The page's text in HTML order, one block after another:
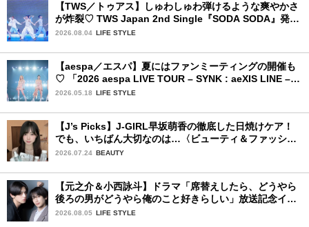
【TWS／トゥアス】しゅわしゅわ弾けるような爽やかさ
が炸裂♡ TWS Japan 2nd Single『SODA SODA』発売
記念SPECIAL SHOWCASEを詳細レポ
2026.08.04 LIFE STYLE
【aespa／エスパ】夏にはファンミーティングの開催も
♡ 「2026 aespa LIVE TOUR – SYNK : aeXIS LINE – in
JAPAN [SPECIAL EDITION DOME TOUR] 」東京ドー
2026.05.18 LIFE STYLE
【J’s Picks】J-GIRL早坂萌香の徹底した日焼けケア！
でも、いちばん大切なのは…〈ビューティ＆ファッショ
ン夏の必需品〉
2026.07.24 BEAUTY
【元之介＆小西詠斗】ドラマ「席替えしたら、どうやら
後ろの男がどうやら俺のこと好きらしい」放送記念イン
タビュー♡ 「自然と詠斗くんが可愛く見えたんです」
2026.08.05 LIFE STYLE